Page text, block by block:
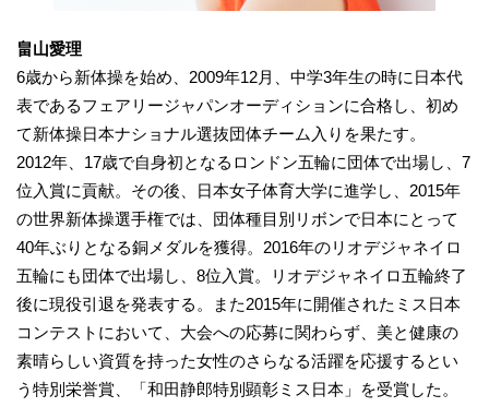
畠山愛理
6歳から新体操を始め、2009年12月、中学3年生の時に日本代
表であるフェアリージャパンオーディションに合格し、初め
て新体操日本ナショナル選抜団体チーム入りを果たす。
2012年、17歳で自身初となるロンドン五輪に団体で出場し、7
位入賞に貢献。その後、日本女子体育大学に進学し、2015年
の世界新体操選手権では、団体種目別リボンで日本にとって
40年ぶりとなる銅メダルを獲得。2016年のリオデジャネイロ
五輪にも団体で出場し、8位入賞。リオデジャネイロ五輪終了
後に現役引退を発表する。また2015年に開催されたミス日本
コンテストにおいて、大会への応募に関わらず、美と健康の
素晴らしい資質を持った女性のさらなる活躍を応援するとい
う特別栄誉賞、「和田静郎特別顕彰ミス日本」を受賞した。